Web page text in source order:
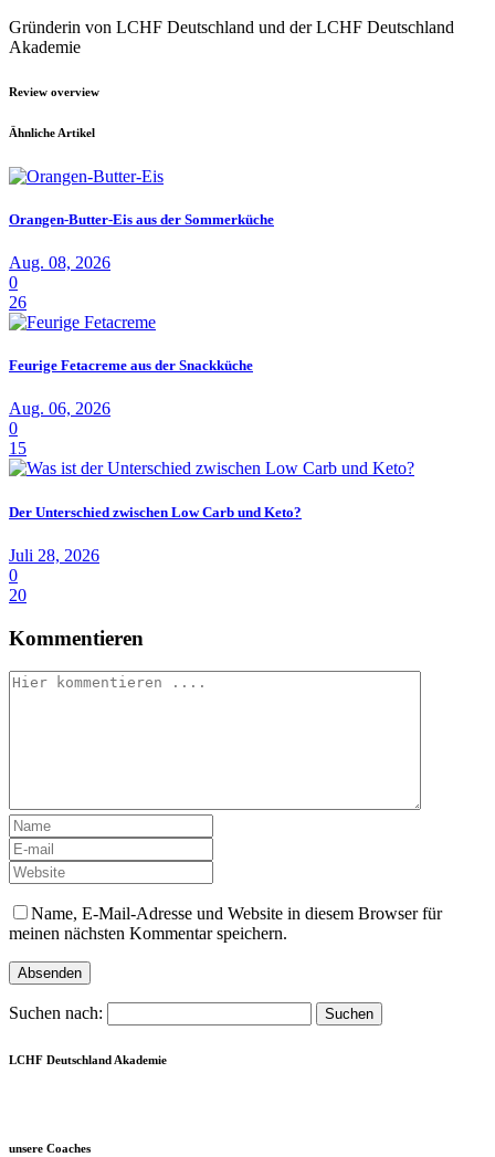
Gründerin von LCHF Deutschland und der LCHF Deutschland
Akademie
Review overview
Ähnliche Artikel
Orangen-Butter-Eis aus der Sommerküche
Aug. 08, 2026
0
26
Feurige Fetacreme aus der Snackküche
Aug. 06, 2026
0
15
Der Unterschied zwischen Low Carb und Keto?
Juli 28, 2026
0
20
Kommentieren
Name, E-Mail-Adresse und Website in diesem Browser für
meinen nächsten Kommentar speichern.
Suchen nach:
LCHF Deutschland Akademie
unsere Coaches